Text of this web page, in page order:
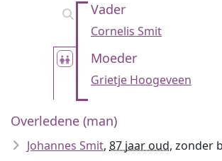
Vader
Cornelis Smit
Moeder
Grietje Hoogeveen
Overledene (man)
Johannes Smit, 87 jaar oud, zonder